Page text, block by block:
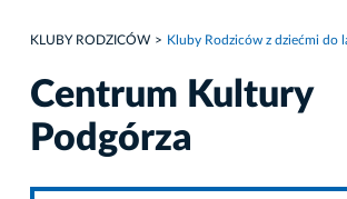
KLUBY RODZICÓW Kluby Rodziców z dziećmi do
Centrum Kultury
Podgórza